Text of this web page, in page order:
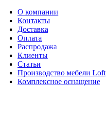
О компании
Контакты
Доставка
Оплата
Распродажа
Клиенты
Статьи
Производство мебели Loft
Комплексное оснащение